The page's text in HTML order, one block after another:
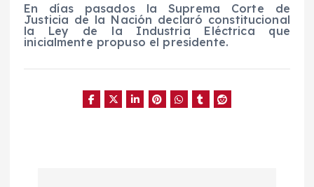
En días pasados la Suprema Corte de
Justicia de la Nación declaró constitucional
la Ley de la Industria Eléctrica que
inicialmente propuso el presidente.